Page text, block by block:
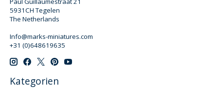
5931CH Tegelen
The Netherlands
Info@marks-miniatures.com
+31 (0)648619635
Kategorien